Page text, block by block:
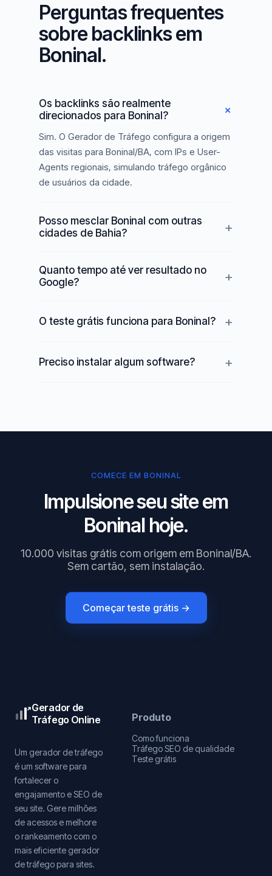
Perguntas frequentes
sobre backlinks em
Boninal.
Os backlinks são realmente
direcionados para Boninal?
Sim. O Gerador de Tráfego configura a origem
das visitas para Boninal/BA, com IPs e User-
Agents regionais, simulando tráfego orgânico
de usuários da cidade.
Posso mesclar Boninal com outras
cidades de Bahia?
Quanto tempo até ver resultado no
Google?
O teste grátis funciona para Boninal?
Preciso instalar algum software?
COMECE EM BONINAL
Impulsione seu site em
Boninal hoje.
10.000 visitas grátis com origem em Boninal/BA.
Sem cartão, sem instalação.
Começar teste grátis →
Gerador de
Tráfego Online
Um gerador de tráfego
é um software para
fortalecer o
engajamento e SEO de
seu site. Gere milhões
de acessos e melhore
o rankeamento com o
mais eficiente gerador
de tráfego para sites.
Produto
Como funciona
Tráfego SEO de qualidade
Teste grátis